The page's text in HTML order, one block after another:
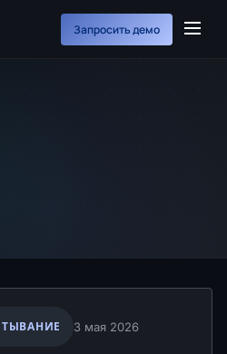
Запросить демо
3 мая 2026